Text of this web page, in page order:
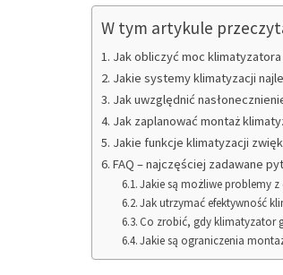
W tym artykule
Jak obliczyć moc klimatyzatora
Jakie systemy klimatyzacji
Jak uwzględnić
Jak zaplanować montaż
Jakie funkcje klimatyzacji
FAQ – najczęściej zadawane
Jakie są możliwe problemy
Jak utrzymać efektywność
Co zrobić, gdy klimatyzator
Jakie są ograniczenia